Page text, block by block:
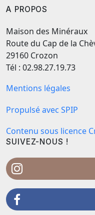
A PROPOS
Maison des Minéraux
Route du Cap de la
29160 Crozon
Tél : 02.98.27.19.73
Mentions légales
Propulsé avec SPIP
Contenu sous licence
SUIVEZ-NOUS !